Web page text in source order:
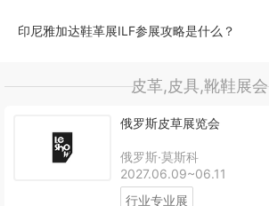
印尼雅加达鞋革展ILF参展攻略是什么？
皮革,皮具,靴鞋展会
俄罗斯皮草展览会
俄罗斯·莫斯科
2027.06.09~06.11
行业专业展